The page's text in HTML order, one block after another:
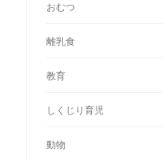
おむつ
離乳食
教育
しくじり育児
動物